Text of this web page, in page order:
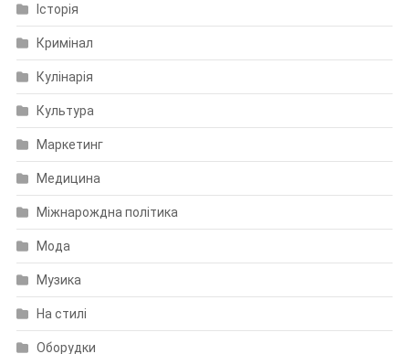
Історія
Кримінал
Кулінарія
Культура
Маркетинг
Медицина
Міжнарождна політика
Мода
Музика
На стилі
Оборудки